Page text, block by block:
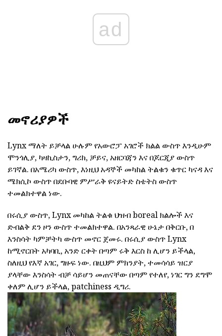
ad
መኖሪያዎች
Lynx ማለት ይቻላል ሁሉም የአውሮፓ አገሮች ክልል ውስጥ እንዲሁም
ሞንጎሊያ, ካዛኪስታን, ግሪክ, ቻይና, አዘርባጃን እና በጆርጂያ ውስጥ
ይገኛል. በአሜሪካ ውስጥ, እነዚህ አዳኞች መካከል ትልቁን ቁጥር ካናዳ እና
ሜክሲኮ ውስጥ በደቡባዊ ምሥራቅ ዩናይትድ ስቴትስ ውስጥ
ተመልክተዋል ነው.
በሩሲያ ውስጥ, Lynx መካከል ትልቁ ህዝብ boreal ክልሎች እና
ድብልቅ ደን ዞን ውስጥ ተመልክተዋል. በአንጻራዊ ሁኔታ በቅርቡ, በ
እንስሳት ካምቻትካ ውስጥ መኖር ጀመሩ. በሩሲያ ውስጥ Lynx
ከሚኖርበት አካባቢ, አንድ ርቀት በጣም ሩቅ እርስ ከ ሊሆን ይችላል,
ስለዚህ የእኛ አገር, ግዙፍ ነው. በዚህም ምክንያት, ተመሳሳይ ዝርያ
ያላቸው እንስሳት ብቻ ሳይሆን መጠናቸው በጣም የተለየ, ነገር ግን ደግሞ
ቀለም ሊሆን ይችላል, patchiness ዲግሪ.